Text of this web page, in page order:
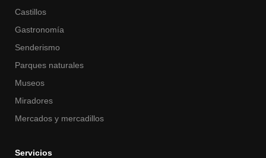
Castillos
Gastronomía
Senderismo
Parques naturales
Museos
Miradores
Mercados y mercadillos
Servicios